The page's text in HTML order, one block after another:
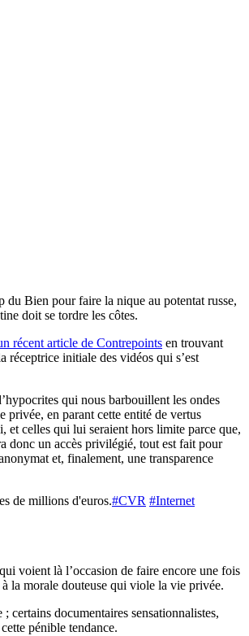
du Bien pour faire la nique au potentat russe,
doit se tordre les côtes.
récent article de Contrepoints en trouvant
réceptrice initiale des vidéos qui s’est
qui nous barbouillent les ondes
privée, en parant cette entité de vertus
et celles qui lui seraient hors limite parce que,
donc un accès privilégié, tout est fait pour
et, finalement, une transparence
de millions d'euros.#CVR #Internet
voient là l’occasion de faire encore une fois
la morale douteuse qui viole la vie privée.
certains documentaires sensationnalistes,
pénible tendance.